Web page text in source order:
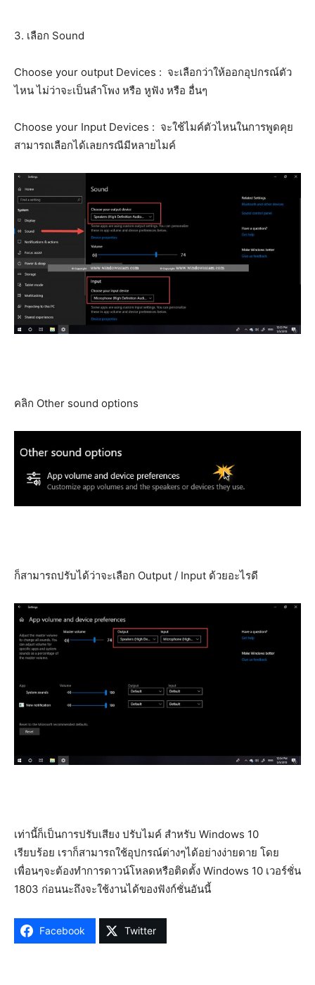
3. เลือก Sound
Choose your output Devices : จะเลือกว่าให้ออกอุปกรณ์ตัว
ไหน ไม่ว่าจะเป็นลำโพง หรือ หูฟัง หรือ อื่นๆ
Choose your Input Devices : จะใช้ไมค์ตัวไหนในการพูดคุย
สามารถเลือกได้เลยกรณีมีหลายไมค์
คลิก Other sound options
ก็สามารถปรับได้ว่าจะเลือก Output / Input ด้วยอะไรดี
เท่านี้ก็เป็นการปรับเสียง ปรับไมค์ สำหรับ Windows 10
เรียบร้อย เราก็สามารถใช้อุปกรณ์ต่างๆได้อย่างง่ายดาย โดย
เพื่อนๆจะต้องทำการดาวน์โหลดหรือติดตั้ง Windows 10 เวอร์ชั่น
1803 ก่อนนะถึงจะใช้งานได้ของฟังก์ชั่นอันนี้
Facebook Twitter